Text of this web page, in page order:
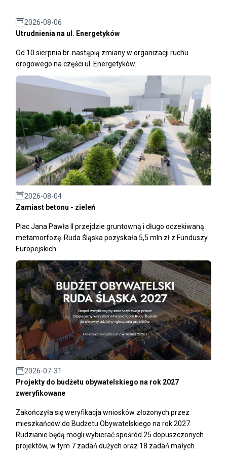
2026-08-06
Utrudnienia na ul. Energetyków
Od 10 sierpnia br. nastąpią zmiany w organizacji ruchu
drogowego na części ul. Energetyków.
2026-08-04
Zamiast betonu - zieleń
Plac Jana Pawła II przejdzie gruntowną i długo oczekiwaną
metamorfozę. Ruda Śląska pozyskała 5,5 mln zł z Funduszy
Europejskich.
2026-07-31
Projekty do budżetu obywatelskiego na rok 2027
zweryfikowane
Zakończyła się weryfikacja wniosków złożonych przez
mieszkańców do Budżetu Obywatelskiego na rok 2027.
Rudzianie będą mogli wybierać spośród 25 dopuszczonych
projektów, w tym 7 zadań dużych oraz 18 zadań małych.